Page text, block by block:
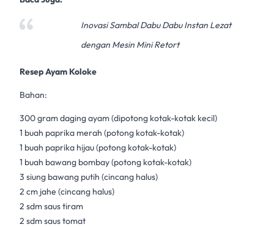
Inovasi Sambal Dabu Dabu Instan Lezat
dengan Mesin Mini Retort
Resep Ayam Koloke
Bahan:
300 gram daging ayam (dipotong kotak-kotak kecil)
1 buah paprika merah (potong kotak-kotak)
1 buah paprika hijau (potong kotak-kotak)
1 buah bawang bombay (potong kotak-kotak)
3 siung bawang putih (cincang halus)
2 cm jahe (cincang halus)
2 sdm saus tiram
2 sdm saus tomat